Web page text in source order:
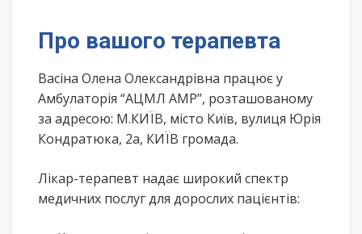
Про вашого терапевта
Васіна Олена Олександрівна працює у
Амбулаторія “АЦМЛ АМР”, розташованому
за адресою: М.КИЇВ, місто Київ, вулиця Юрія
Кондратюка, 2а, КИЇВ громада.
Лікар-терапевт надає широкий спектр
медичних послуг для дорослих пацієнтів: